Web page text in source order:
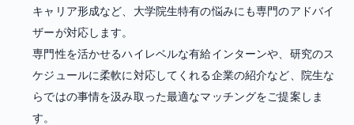
キャリア形成など、大学院生特有の悩みにも専門のアドバイ
ザーが対応します。
専門性を活かせるハイレベルな有給インターンや、研究のス
ケジュールに柔軟に対応してくれる企業の紹介など、院生な
らではの事情を汲み取った最適なマッチングをご提案しま
す。